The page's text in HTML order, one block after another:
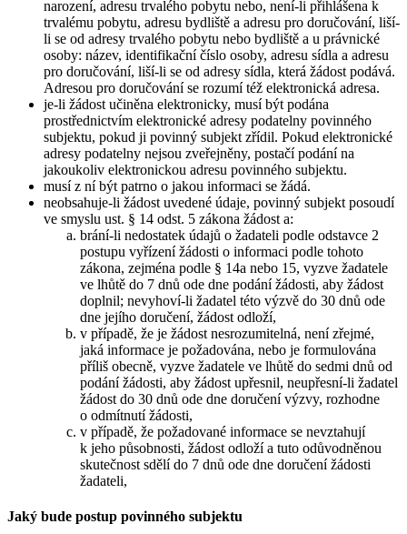
narození, adresu trvalého pobytu nebo, není-li přihlášena k
trvalému pobytu, adresu bydliště a adresu pro doručování, liší-
li se od adresy trvalého pobytu nebo bydliště a u právnické
osoby: název, identifikační číslo osoby, adresu sídla a adresu
pro doručování, liší-li se od adresy sídla, která žádost podává.
Adresou pro doručování se rozumí též elektronická adresa.
je-li žádost učiněna elektronicky, musí být podána
prostřednictvím elektronické adresy podatelny povinného
subjektu, pokud ji povinný subjekt zřídil. Pokud elektronické
adresy podatelny nejsou zveřejněny, postačí podání na
jakoukoliv elektronickou adresu povinného subjektu.
musí z ní být patrno o jakou informaci se žádá.
neobsahuje-li žádost uvedené údaje, povinný subjekt posoudí
ve smyslu ust. § 14 odst. 5 zákona žádost a:
brání-li nedostatek údajů o žadateli podle odstavce 2
postupu vyřízení žádosti o informaci podle tohoto
zákona, zejména podle § 14a nebo 15, vyzve žadatele
ve lhůtě do 7 dnů ode dne podání žádosti, aby žádost
doplnil; nevyhoví-li žadatel této výzvě do 30 dnů ode
dne jejího doručení, žádost odloží,
v případě, že je žádost nesrozumitelná, není zřejmé,
jaká informace je požadována, nebo je formulována
příliš obecně, vyzve žadatele ve lhůtě do sedmi dnů od
podání žádosti, aby žádost upřesnil, neupřesní-li žadatel
žádost do 30 dnů ode dne doručení výzvy, rozhodne
o odmítnutí žádosti,
v případě, že požadované informace se nevztahují
k jeho působnosti, žádost odloží a tuto odůvodněnou
skutečnost sdělí do 7 dnů ode dne doručení žádosti
žadateli,
Jaký bude postup povinného subjektu